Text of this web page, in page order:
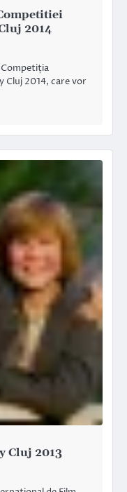
2014
Cluj 2014, care vor
Cluj 2013